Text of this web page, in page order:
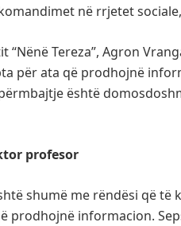
në rrjetet
“Nënë Tereza”, Agron
për ata që prodhojnë
është
profesor
shumë me rëndësi që
prodhojnë informacion.